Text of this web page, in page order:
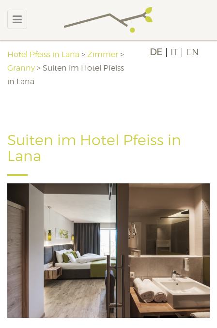
DE IT EN
Hotel Pfeiss in Lana > Zimmer >
Granny > Suiten im Hotel Pfeiss
in Lana
Suiten im Hotel Pfeiss in
Lana